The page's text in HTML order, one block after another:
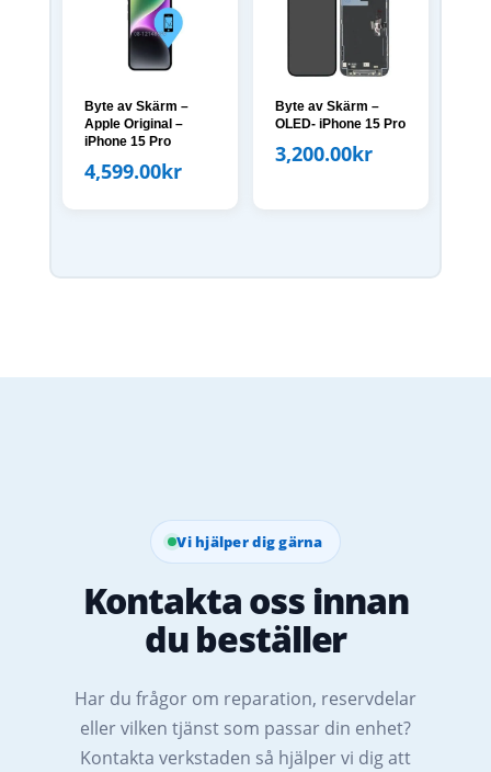
Byte av Skärm –
Apple Original –
iPhone 15 Pro
4,599.00kr
Byte av Skärm –
OLED- iPhone 15 Pro
3,200.00kr
Vi hjälper dig gärna
Kontakta oss innan
du beställer
Har du frågor om reparation, reservdelar
eller vilken tjänst som passar din enhet?
Kontakta verkstaden så hjälper vi dig att